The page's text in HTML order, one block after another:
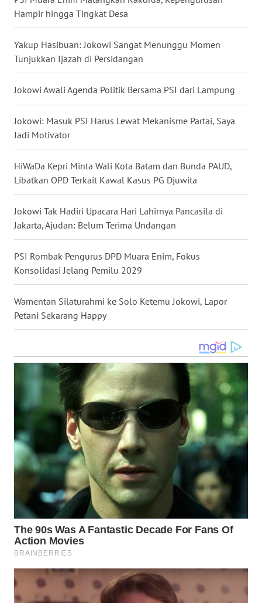
Hampir hingga Tingkat Desa
Yakup Hasibuan: Jokowi Sangat Menunggu Momen
Tunjukkan Ijazah di Persidangan
Jokowi Awali Agenda Politik Bersama PSI dari Lampung
Jokowi: Masuk PSI Harus Lewat Mekanisme Partai, Saya
Jadi Motivator
HiWaDa Kepri Minta Wali Kota Batam dan Bunda PAUD,
Libatkan OPD Terkait Kawal Kasus PG Djuwita
Jokowi Tak Hadiri Upacara Hari Lahirnya Pancasila di
Jakarta, Ajudan: Belum Terima Undangan
PSI Rombak Pengurus DPD Muara Enim, Fokus
Konsolidasi Jelang Pemilu 2029
Wamentan Silaturahmi ke Solo Ketemu Jokowi, Lapor
Petani Sekarang Happy
WN
NUSANTARA
WN
JOGJA
WN
WN
WN
KALTARA
WN
KALSEL
WN
WN
GORONTALO
WN
SULUT
WN
MALUKU
WN
MALUT